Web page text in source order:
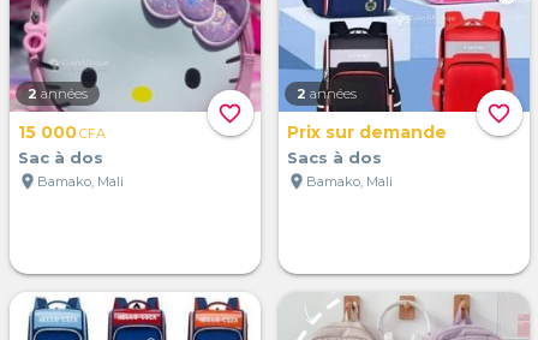
favorite_border
2 années
15 000CFA
Sac à dos
location_on Bamako, Mali
favorite_border
2 années
Prix sur demande
Sacs à dos
location_on Bamako, Mali